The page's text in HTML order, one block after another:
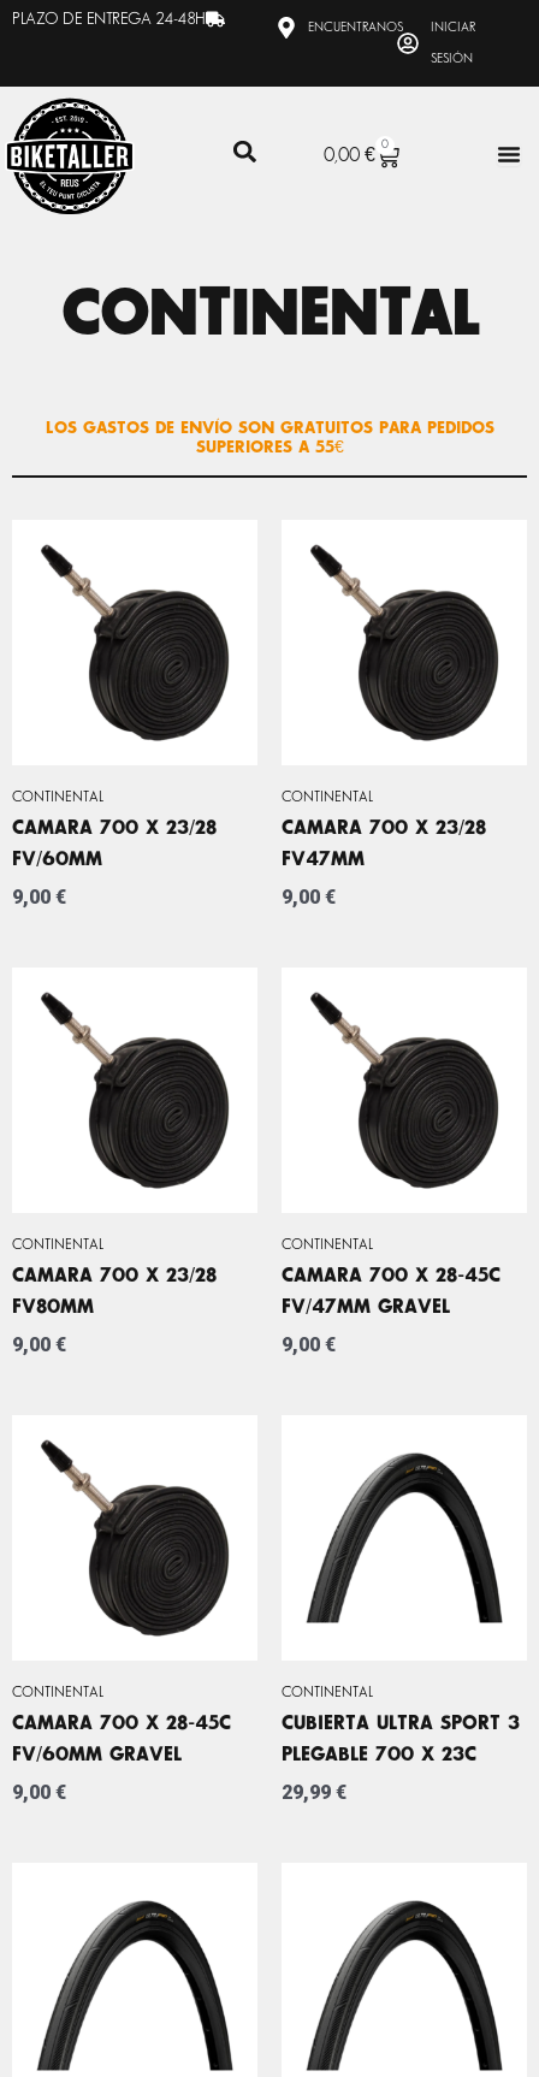
PLAZO DE ENTREGA 24-48H
ENCUENTRANOS INICIAR
SESIÓN
0,00€
0
CARRITO
CONTINENTAL
LOS GASTOS DE ENVÍO SON GRATUITOS PARA PEDIDOS
SUPERIORES A 55€
CONTINENTAL
CAMARA 700 X 23/28
FV/60MM
9,00 €
CONTINENTAL
CAMARA 700 X 23/28
FV47MM
9,00 €
CONTINENTAL
CAMARA 700 X 23/28
FV80MM
9,00 €
CONTINENTAL
CAMARA 700 X 28-45C
FV/47MM GRAVEL
9,00 €
CONTINENTAL
CAMARA 700 X 28-45C
FV/60MM GRAVEL
9,00 €
CONTINENTAL
CUBIERTA ULTRA SPORT 3
PLEGABLE 700 X 23C
29,99 €